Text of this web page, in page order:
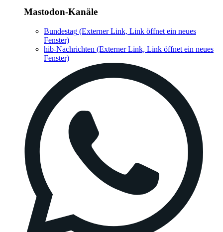
Mastodon-Kanäle
Bundestag (Externer Link, Link öffnet ein neues
Fenster)
hib-Nachrichten (Externer Link, Link öffnet ein neues
Fenster)